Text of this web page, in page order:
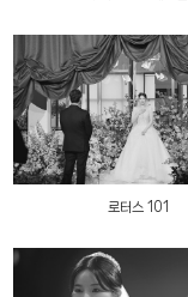
로터스 101